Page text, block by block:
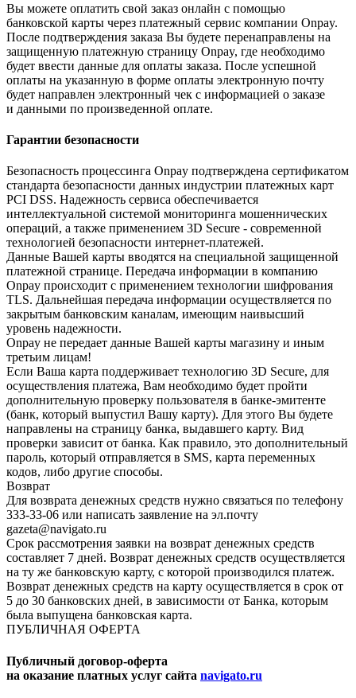
Вы можете оплатить свой заказ онлайн с помощью
банковской карты через платежный сервис компании Onpay.
После подтверждения заказа Вы будете перенаправлены на
защищенную платежную страницу Onpay, где необходимо
будет ввести данные для оплаты заказа. После успешной
оплаты на указанную в форме оплаты электронную почту
будет направлен электронный чек с информацией о заказе
и данными по произведенной оплате.
Гарантии безопасности
Безопасность процессинга Onpay подтверждена сертификатом
стандарта безопасности данных индустрии платежных карт
PCI DSS. Надежность сервиса обеспечивается
интеллектуальной системой мониторинга мошеннических
операций, а также применением 3D Secure - современной
технологией безопасности интернет-платежей.
Данные Вашей карты вводятся на специальной защищенной
платежной странице. Передача информации в компанию
Onpay происходит с применением технологии шифрования
TLS. Дальнейшая передача информации осуществляется по
закрытым банковским каналам, имеющим наивысший
уровень надежности.
Onpay не передает данные Вашей карты магазину и иным
третьим лицам!
Если Ваша карта поддерживает технологию 3D Secure, для
осуществления платежа, Вам необходимо будет пройти
дополнительную проверку пользователя в банке-эмитенте
(банк, который выпустил Вашу карту). Для этого Вы будете
направлены на страницу банка, выдавшего карту. Вид
проверки зависит от банка. Как правило, это дополнительный
пароль, который отправляется в SMS, карта переменных
кодов, либо другие способы.
Возврат
Для возврата денежных средств нужно связаться по телефону
333-33-06 или написать заявление на эл.почту
gazeta@navigato.ru
Срок рассмотрения заявки на возврат денежных средств
составляет 7 дней. Возврат денежных средств осуществляется
на ту же банковскую карту, с которой производился платеж.
Возврат денежных средств на карту осуществляется в срок от
5 до 30 банковских дней, в зависимости от Банка, которым
была выпущена банковская карта.
ПУБЛИЧНАЯ ОФЕРТА
Публичный договор-оферта
на оказание платных услуг сайта navigato.ru